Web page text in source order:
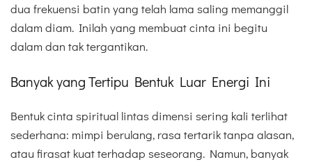
dua frekuensi batin yang telah lama saling memanggil
dalam diam. Inilah yang membuat cinta ini begitu
dalam dan tak tergantikan.
Banyak yang Tertipu Bentuk Luar Energi Ini
Bentuk cinta spiritual lintas dimensi sering kali terlihat
sederhana: mimpi berulang, rasa tertarik tanpa alasan,
atau firasat kuat terhadap seseorang. Namun, banyak